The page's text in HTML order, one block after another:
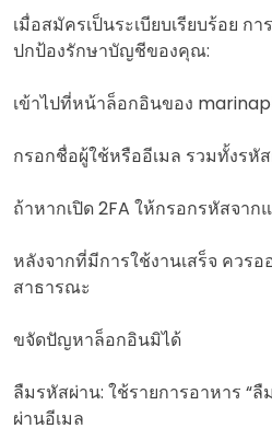
เมื่อสมัครเป็นระเบียบเรียบร้อย
ปกป้องรักษาบัญชีของคุณ:
เข้าไปที่หน้าล็อกอินของ
กรอกชื่อผู้ใช้หรืออีเมล รวมทั้งรหั
ถ้าหากเปิด 2FA ให้กรอกรหัสจาก
หลังจากที่มีการใช้งานเสร็จ ควรอ
สาธารณะ
ขจัดปัญหาล็อกอินมิได้
ลืมรหัสผ่าน: ใช้รายการอาหาร “ลื
ผ่านอีเมล